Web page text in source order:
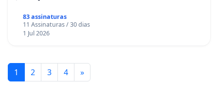
83 assinaturas
11 Assinaturas / 30 dias
1 Jul 2026
1 2 3 4 »